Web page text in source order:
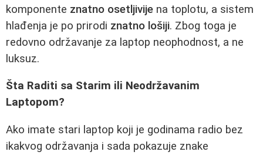
komponente znatno osetljivije na toplotu, a sistem
hlađenja je po prirodi znatno lošiji. Zbog toga je
redovno održavanje za laptop neophodnost, a ne
luksuz.
Šta Raditi sa Starim ili Neodržavanim
Laptopom?
Ako imate stari laptop koji je godinama radio bez
ikakvog održavanja i sada pokazuje znake